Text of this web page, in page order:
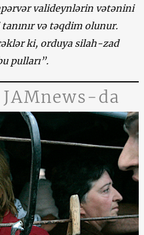
valideynlərin vətənini
və təqdim olunur.
ki, orduya silah-zad
pulları”.
da